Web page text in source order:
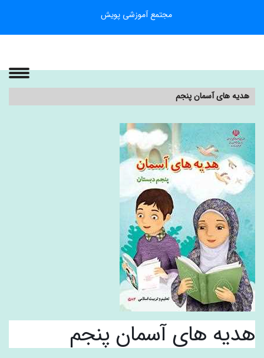
مجتمع آموزشی پویش
هدیه های آسمان پنجم
هدیه های آسمان پنجم